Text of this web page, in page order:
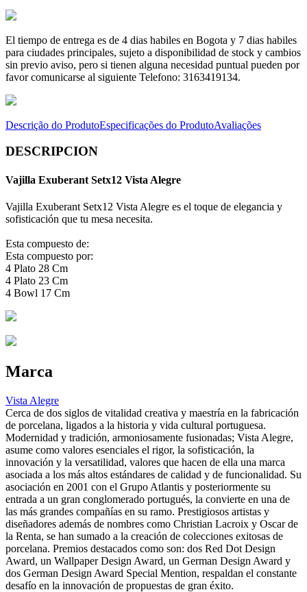
El tiempo de entrega es de 4 dias habiles en Bogota y 7 dias habiles
para ciudades principales, sujeto a disponibilidad de stock y cambios
sin previo aviso, pero si tienen alguna necesidad puntual pueden por
favor comunicarse al siguiente Telefono: 3163419134.
Descrição do ProdutoEspecificações do ProdutoAvaliações
DESCRIPCION
Vajilla Exuberant Setx12 Vista Alegre
Vajilla Exuberant Setx12 Vista Alegre es el toque de elegancia y
sofisticación que tu mesa necesita.
Esta compuesto de:
Esta compuesto por:
4 Plato 28 Cm
4 Plato 23 Cm
4 Bowl 17 Cm
Marca
Vista Alegre
Cerca de dos siglos de vitalidad creativa y maestría en la fabricación
de porcelana, ligados a la historia y vida cultural portuguesa.
Modernidad y tradición, armoniosamente fusionadas; Vista Alegre,
asume como valores esenciales el rigor, la sofisticación, la
innovación y la versatilidad, valores que hacen de ella una marca
asociada a los más altos estándares de calidad y de funcionalidad. Su
asociación en 2001 con el Grupo Atlantis y posteriormente su
entrada a un gran conglomerado portugués, la convierte en una de
las más grandes compañías en su ramo. Prestigiosos artistas y
diseñadores además de nombres como Christian Lacroix y Oscar de
la Renta, se han sumado a la creación de colecciones exitosas de
porcelana. Premios destacados como son: dos Red Dot Design
Award, un Wallpaper Design Award, un German Design Award y
dos German Design Award Special Mention, respaldan el constante
desafío en la innovación de propuestas de gran éxito.